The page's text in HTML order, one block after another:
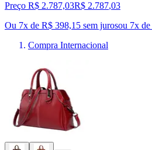
Preço R$ 2.787,03R$ 2.787,03
Ou 7x de R$ 398,15 sem jurosou 7x de
Compra Internacional